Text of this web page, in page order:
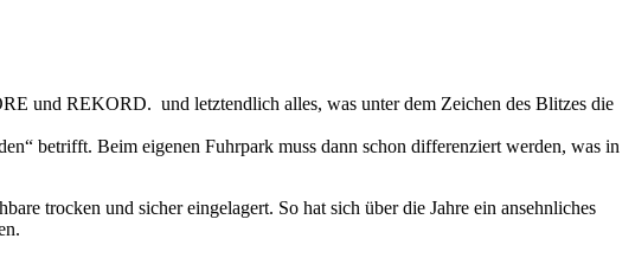
und REKORD. und letztendlich alles, was unter dem Zeichen des Blitzes die
betrifft. Beim eigenen Fuhrpark muss dann schon differenziert werden, was in
trocken und sicher eingelagert. So hat sich über die Jahre ein ansehnliches